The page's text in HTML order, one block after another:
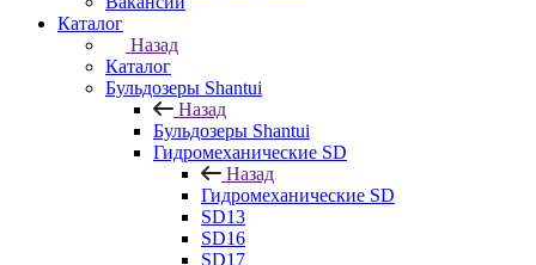
Каталог
Назад
Каталог
Бульдозеры Shantui
Назад
Бульдозеры Shantui
Гидромеханические SD
Назад
Гидромеханические SD
SD13
SD16
SD17